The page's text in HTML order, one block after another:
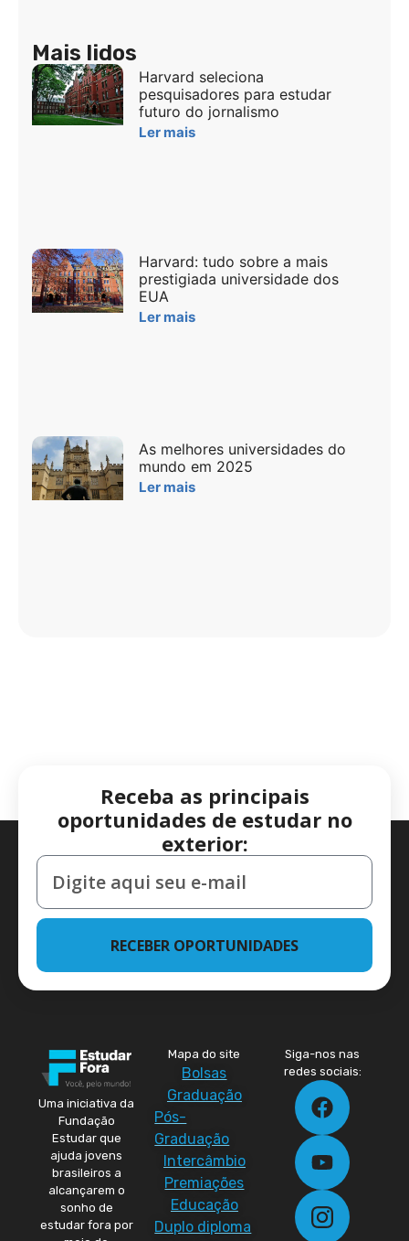
Mais lidos
Harvard seleciona
pesquisadores para estudar
futuro do jornalismo
Ler mais
Harvard: tudo sobre a mais
prestigiada universidade dos
EUA
Ler mais
As melhores universidades do
mundo em 2025
Ler mais
Receba as principais
oportunidades de estudar no
exterior:
RECEBER OPORTUNIDADES
Uma iniciativa da
Fundação
Estudar que
ajuda jovens
brasileiros a
alcançarem o
sonho de
estudar fora por
Mapa do site
Bolsas
Graduação
Pós-
Graduação
Intercâmbio
Premiações
Educação
Duplo diploma
Siga-nos nas
redes sociais: